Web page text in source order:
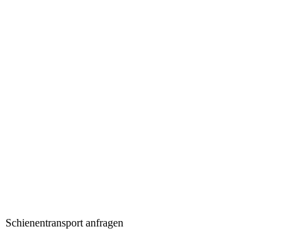
Schienentransport anfragen